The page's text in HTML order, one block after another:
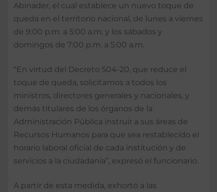
Abinader, el cual establece un nuevo toque de
queda en el territorio nacional, de lunes a viernes
de 9:00 p.m. a 5:00 a.m. y los sábados y
domingos de 7:00 p.m. a 5:00 a.m.
“En virtud del Decreto 504-20, que reduce el
toque de queda, solicitamos a todos los
ministros, directores generales y nacionales, y
demás titulares de los órganos de la
Administración Pública instruir a sus áreas de
Recursos Humanos para que sea restablecido el
horario laboral oficial de cada institución y de
servicios a la ciudadanía”, expresó el funcionario.
A partir de esta medida, exhortó a las